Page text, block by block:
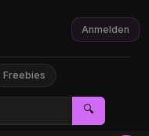
Freebies
🔍
Anmelden